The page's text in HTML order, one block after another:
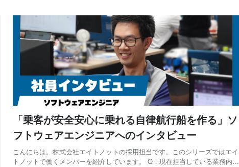
「乗客が安全安心に乗れる自律航行船を作る」ソ
フトウェアエンジニアへのインタビュー
こんにちは。株式会社エイトノットの採用担当です。このシリーズではエイ
トノットで働くメンバーを紹介しています。 Q：現在担当している業務内容